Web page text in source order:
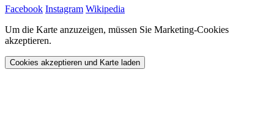
Facebook Instagram Wikipedia
Um die Karte anzuzeigen, müssen Sie Marketing-Cookies
akzeptieren.
Cookies akzeptieren und Karte laden